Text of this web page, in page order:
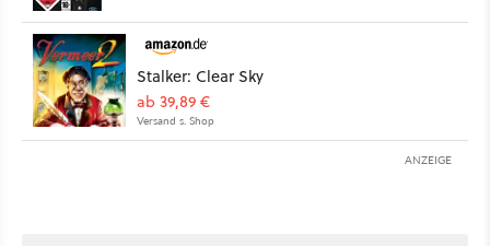
Stalker: Clear Sky
ab 39,89 €
Versand s. Shop
ANZEIGE